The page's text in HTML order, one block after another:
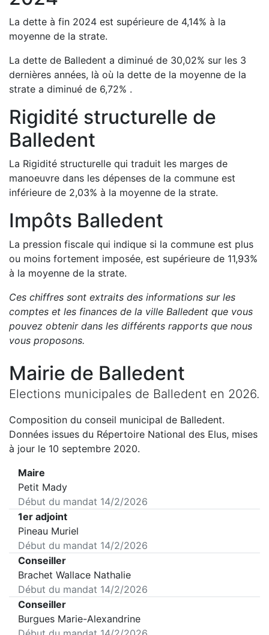
La dette à fin 2024 est supérieure de 4,14% à la
moyenne de la strate.
La dette de Balledent a diminué de 30,02% sur les 3
dernières années, là où la dette de la moyenne de la
strate a diminué de 6,72% .
Rigidité structurelle de
Balledent
La Rigidité structurelle qui traduit les marges de
manoeuvre dans les dépenses de la commune est
inférieure de 2,03% à la moyenne de la strate.
Impôts Balledent
La pression fiscale qui indique si la commune est plus
ou moins fortement imposée, est supérieure de 11,93%
à la moyenne de la strate.
Ces chiffres sont extraits des informations sur les
comptes et les finances de la ville Balledent que vous
pouvez obtenir dans les différents rapports que nous
vous proposons.
Mairie de Balledent
Elections municipales de Balledent en 2026.
Composition du conseil municipal de Balledent.
Données issues du Répertoire National des Elus, mises
à jour le 10 septembre 2020.
Maire
Petit Mady
Début du mandat 14/2/2026
1er adjoint
Pineau Muriel
Début du mandat 14/2/2026
Conseiller
Brachet Wallace Nathalie
Début du mandat 14/2/2026
Conseiller
Burgues Marie-Alexandrine